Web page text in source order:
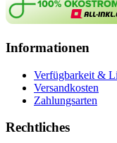
Informationen
Verfügbarkeit &
Versandkosten
Zahlungsarten
Rechtliches